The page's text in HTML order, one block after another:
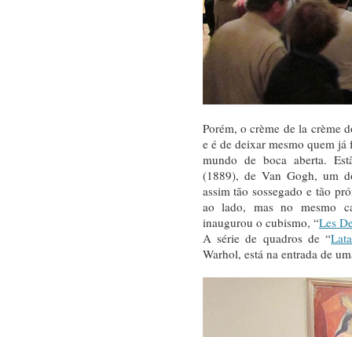
Porém, o crème de la crème
e é de deixar mesmo quem
mundo de boca aberta.
(1889), de Van Gogh, um
assim tão sossegado e tão
ao lado, mas no mesmo
inaugurou o cubismo, “Les
A série de quadros de “
Warhol, está na entrada de